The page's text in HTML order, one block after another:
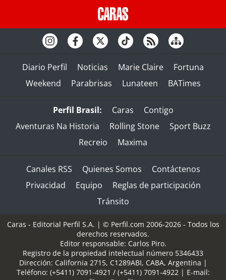
Diario Perfil Noticias Marie Claire
Fortuna
Weekend
Parabrisas Lunateen BATimes
Perfil Brasil: Caras
Contigo
Aventuras Na Historia
Rolling Stone
Sport Buzz
Recreio
Maxima
Canales RSS Quienes Somos
Contáctenos
Privacidad
Equipo
Reglas de participación
Tránsito
Caras - Editorial Perfil S.A. | © Perfil.com 2006-2026 - Todos los
derechos reservados.
Editor responsable: Carlos Piro.
Registro de la propiedad intelectual número 5346433
Dirección: California 2715, C1289ABI, CABA, Argentina |
Teléfono: (+5411) 7091-4921 / (+5411) 7091-4922| E-mail: